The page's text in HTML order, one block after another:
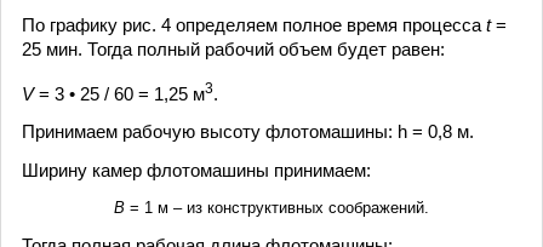
По графику рис. 4 определяем полное время процесса t=
25 мин. Тогда полный рабочий объем будет равен:
V= 3 • 25 / 60 = 1,25 м3.
Принимаем рабочую высоту флотомашины: h = 0,8 м.
Ширину камер флотомашины принимаем:
B = 1 м – из конструктивных соображений.